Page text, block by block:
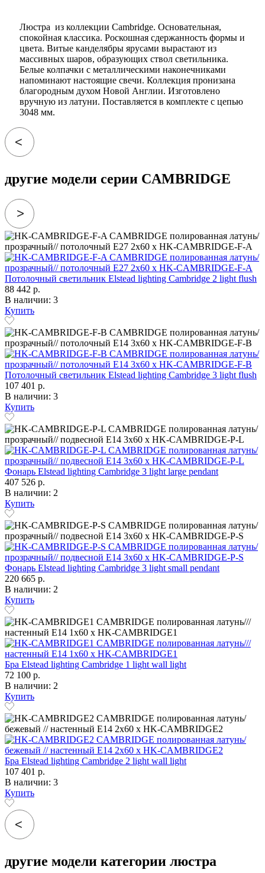
Люстра из коллекции Cambridge. Основательная,
спокойная классика. Роскошная сдержанность формы и
цвета. Витые канделябры ярусами вырастают из
массивных шаров, образующих ствол светильника.
Белые колпачки с металлическими наконечниками
напоминают настоящие свечи. Коллекция пронизана
благородным духом Новой Англии. Изготовлено
вручную из латуни. Поставляется в комплекте с цепью
3048 мм.
другие модели серии CAMBRIDGE
Потолочный светильник Elstead lighting Cambridge 2 light flush
88 442 р.
В наличии: 3
Купить
Потолочный светильник Elstead lighting Cambridge 3 light flush
107 401 р.
В наличии: 3
Купить
Фонарь Elstead lighting Cambridge 3 light large pendant
407 526 р.
В наличии: 2
Купить
Фонарь Elstead lighting Cambridge 3 light small pendant
220 665 р.
В наличии: 2
Купить
Бра Elstead lighting Cambridge 1 light wall light
72 100 р.
В наличии: 2
Купить
Бра Elstead lighting Cambridge 2 light wall light
107 401 р.
В наличии: 3
Купить
другие модели категории люстра